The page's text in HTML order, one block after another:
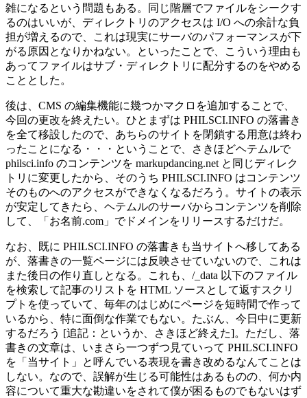
雑になるという問題もある。同じ階層でファイルをシークす
るのはいいが、ディレクトリのアクセスは I/O への余計な負
担が増えるので、これは現実にサーバのパフォーマンスが下
がる原因となりかねない。といったことで、こういう理由も
あってファイルはサブ・ディレクトリに配分するのをやめる
こととした。
後は、CMS の編集機能に幾つかマクロを追加することで、
今回の更改を終えたい。ひとまずは PHILSCI.INFO の落書き
を全て移設したので、あちらのサイトを閉鎖する用意は終わ
ったことになる・・・ということで、さきほどヘテムルで
philsci.info のコンテンツを markupdancing.net と同じディレク
トリに変更したから、そのうち PHILSCI.INFO はコンテンツ
そのものへのアクセスができなくなるだろう。サイトの表示
が安定してきたら、ヘテムルのサーバからコンテンツを削除
して、「お名前.com」でドメインをリリースするだけだ。
なお、既に PHILSCI.INFO の落書きも当サイトへ移してある
が、落書きの一覧ページには反映させていないので、これは
また後日の作り直しとなる。これも、/_data 以下のファイル
を検索して記事のリストを HTML ソースとして返すスクリ
プトを使っていて、毎年のはじめにページを短時間で作って
いるから、特に面倒な作業でもない。たぶん、今日中に更新
するだろう [追記：というか、さきほど終えた]。ただし、落
書きの文章は、いまさら一つずつ見ていって PHILSCI.INFO
を「当サイト」と呼んでいる表現を書き改めるなんてことは
しない。なので、誤解が生じる可能性はあるものの、何か内
容について重大な勘違いをされて僕が困るものでもないはず